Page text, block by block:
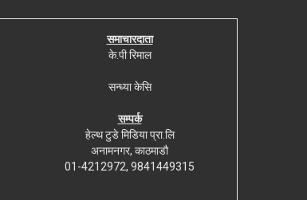
समाचारदाता
के.पी रिमाल
सन्ध्या केसि
सम्पर्क
हेल्थ टुडे मिडिया प्रा.लि
अनामनगर, काठमाडौ
01-4212972, 9841449315